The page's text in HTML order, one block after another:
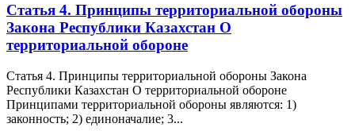
Статья 4. Принципы территориальной обороны
Закона Республики Казахстан О
территориальной обороне
Статья 4. Принципы территориальной обороны Закона
Республики Казахстан О территориальной обороне
Принципами территориальной обороны являются: 1)
законность; 2) единоначалие; 3...